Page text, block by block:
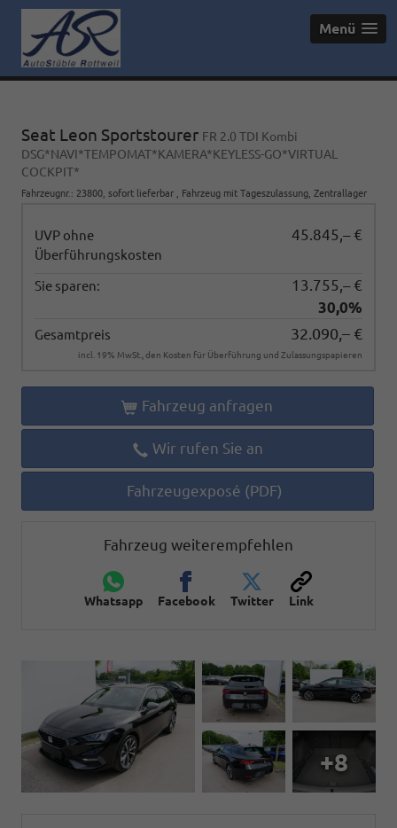
Menü
Seat Leon Sportstourer FR 2.0 TDI Kombi
DSG*NAVI*TEMPOMAT*KAMERA*KEYLESS-GO*VIRTUAL
COCKPIT*
Fahrzeugnr. : 23800 sofort lieferbar Fahrzeug mit Tageszulassung , Zentrallager
UVP ohne
Überführungskosten
45.845,– €
Sie sparen:
13.755,– €
30,0%
Gesamtpreis 32.090,– €
incl. 19% MwSt., den Kosten für Überführung und Zulassungspapieren
Fahrzeug anfragen
Wir rufen Sie an
Fahrzeugexposé (PDF)
Fahrzeug weiterempfehlen
Whatsapp Facebook Twitter Link
+8